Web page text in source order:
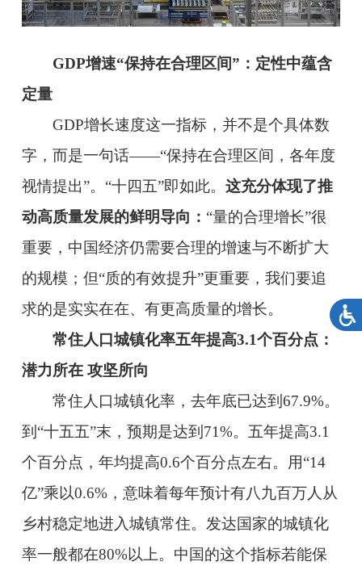
GDP增速“保持在合理区间”：定性中蕴含
定量
GDP增长速度这一指标，并不是个具体数
字，而是一句话——“保持在合理区间，各年度
视情提出”。“十四五”即如此。 这充分体现了推
动高质量发展的鲜明导向： “量的合理增长”很
重要，中国经济仍需要合理的增速与不断扩大
的规模；但“质的有效提升”更重要，我们要追
求的是实实在在、有更高质量的增长。
常住人口城镇化率五年提高3.1个百分点：
潜力所在 攻坚所向
常住人口城镇化率，去年底已达到67.9%。
到“十五五”末，预期是达到71%。五年提高3.1
个百分点，年均提高0.6个百分点左右。用“14
亿”乘以0.6%，意味着每年预计有八九百万人从
乡村稳定地进入城镇常住。发达国家的城镇化
率一般都在80%以上。中国的这个指标若能保